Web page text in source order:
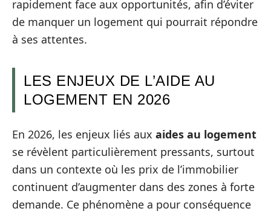
rapidement face aux opportunités, afin d’éviter
de manquer un logement qui pourrait répondre
à ses attentes.
LES ENJEUX DE L’AIDE AU
LOGEMENT EN 2026
En 2026, les enjeux liés aux aides au logement
se révèlent particulièrement pressants, surtout
dans un contexte où les prix de l’immobilier
continuent d’augmenter dans des zones à forte
demande. Ce phénomène a pour conséquence